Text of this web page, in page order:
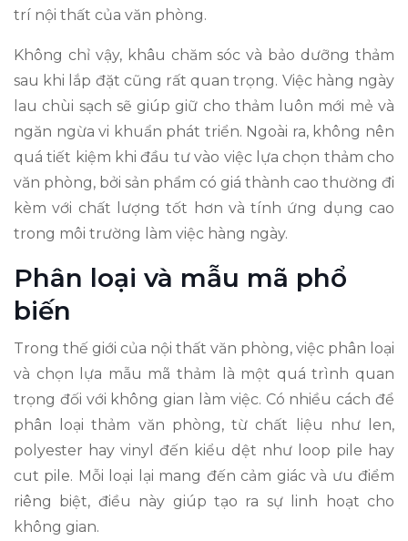
trí nội thất của văn phòng.
Không chỉ vậy, khâu chăm sóc và bảo dưỡng thảm
sau khi lắp đặt cũng rất quan trọng. Việc hàng ngày
lau chùi sạch sẽ giúp giữ cho thảm luôn mới mẻ và
ngăn ngừa vi khuẩn phát triển. Ngoài ra, không nên
quá tiết kiệm khi đầu tư vào việc lựa chọn thảm cho
văn phòng, bởi sản phẩm có giá thành cao thường đi
kèm với chất lượng tốt hơn và tính ứng dụng cao
trong môi trường làm việc hàng ngày.
Phân loại và mẫu mã phổ
biến
Trong thế giới của nội thất văn phòng, việc phân loại
và chọn lựa mẫu mã thảm là một quá trình quan
trọng đối với không gian làm việc. Có nhiều cách để
phân loại thảm văn phòng, từ chất liệu như len,
polyester hay vinyl đến kiểu dệt như loop pile hay
cut pile. Mỗi loại lại mang đến cảm giác và ưu điểm
riêng biệt, điều này giúp tạo ra sự linh hoạt cho
không gian.